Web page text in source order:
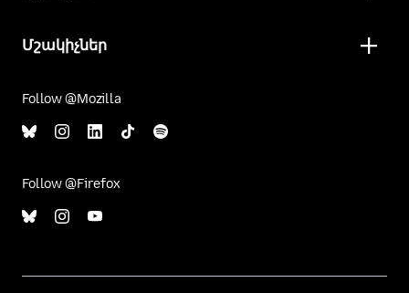
Մշակիչներ
Follow @Mozilla
Follow @Firefox